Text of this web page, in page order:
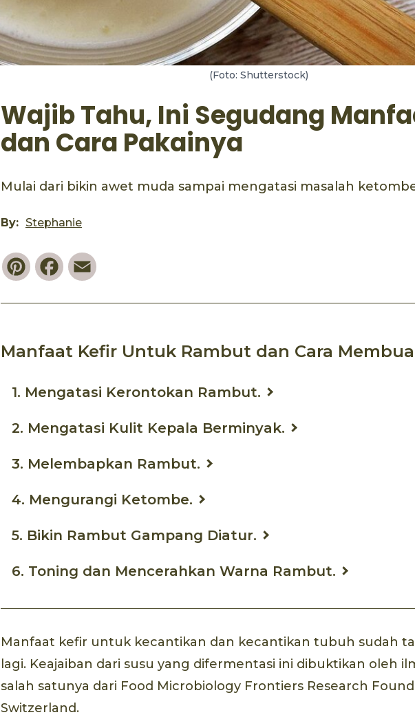
(Foto: Shutterstock)
Wajib Tahu, Ini Segudang
dan Cara Pakainya
Mulai dari bikin awet muda sampai mengatasi masalah
By: Stephanie
PinterestFacebook
Manfaat Kefir Untuk Rambut dan Cara
1. Mengatasi Kerontokan Rambut.
2. Mengatasi Kulit Kepala Berminyak.
3. Melembapkan Rambut.
4. Mengurangi Ketombe.
5. Bikin Rambut Gampang Diatur.
6. Toning dan Mencerahkan Warna Rambut.
Manfaat kefir untuk kecantikan dan kecantikan tubuh sudah
lagi. Keajaiban dari susu yang difermentasi ini dibuktikan oleh
salah satunya dari Food Microbiology Frontiers Research
Switzerland.